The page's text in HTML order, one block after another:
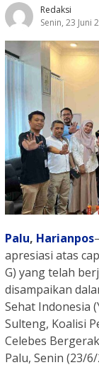
Redaksi
Senin, 23 Juni
Palu, Harianpos
apresiasi atas
G) yang telah
disampaikan
Sehat Indonesia
Sulteng, Koalisi
Celebes
Palu, Senin (23/